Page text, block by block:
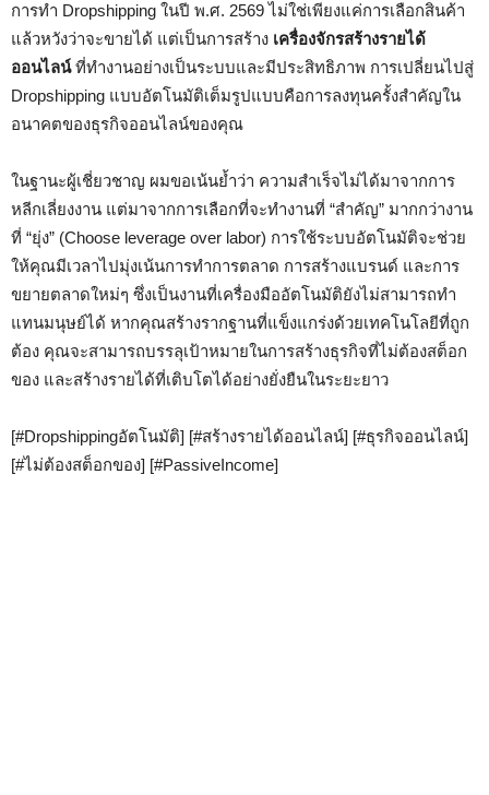
การทำ Dropshipping ในปี พ.ศ. 2569 ไม่ใช่เพียงแค่การเลือกสินค้า
แล้วหวังว่าจะขายได้ แต่เป็นการสร้าง เครื่องจักรสร้างรายได้
ออนไลน์ที่ทำงานอย่างเป็นระบบและมีประสิทธิภาพ การเปลี่ยนไปสู่
Dropshipping แบบอัตโนมัติเต็มรูปแบบคือการลงทุนครั้งสำคัญใน
อนาคตของธุรกิจออนไลน์ของคุณ
ในฐานะผู้เชี่ยวชาญ ผมขอเน้นย้ำว่า ความสำเร็จไม่ได้มาจากการ
หลีกเลี่ยงงาน แต่มาจากการเลือกที่จะทำงานที่ “สำคัญ” มากกว่างาน
ที่ “ยุ่ง” (Choose leverage over labor) การใช้ระบบอัตโนมัติจะช่วย
ให้คุณมีเวลาไปมุ่งเน้นการทำการตลาด การสร้างแบรนด์ และการ
ขยายตลาดใหม่ๆ ซึ่งเป็นงานที่เครื่องมืออัตโนมัติยังไม่สามารถทำ
แทนมนุษย์ได้ หากคุณสร้างรากฐานที่แข็งแกร่งด้วยเทคโนโลยีที่ถูก
ต้อง คุณจะสามารถบรรลุเป้าหมายในการสร้างธุรกิจที่ไม่ต้องสต็อก
ของ และสร้างรายได้ที่เติบโตได้อย่างยั่งยืนในระยะยาว
[#Dropshippingอัตโนมัติ] [#สร้างรายได้ออนไลน์] [#ธุรกิจออนไลน์]
[#ไม่ต้องสต็อกของ] [#PassiveIncome]